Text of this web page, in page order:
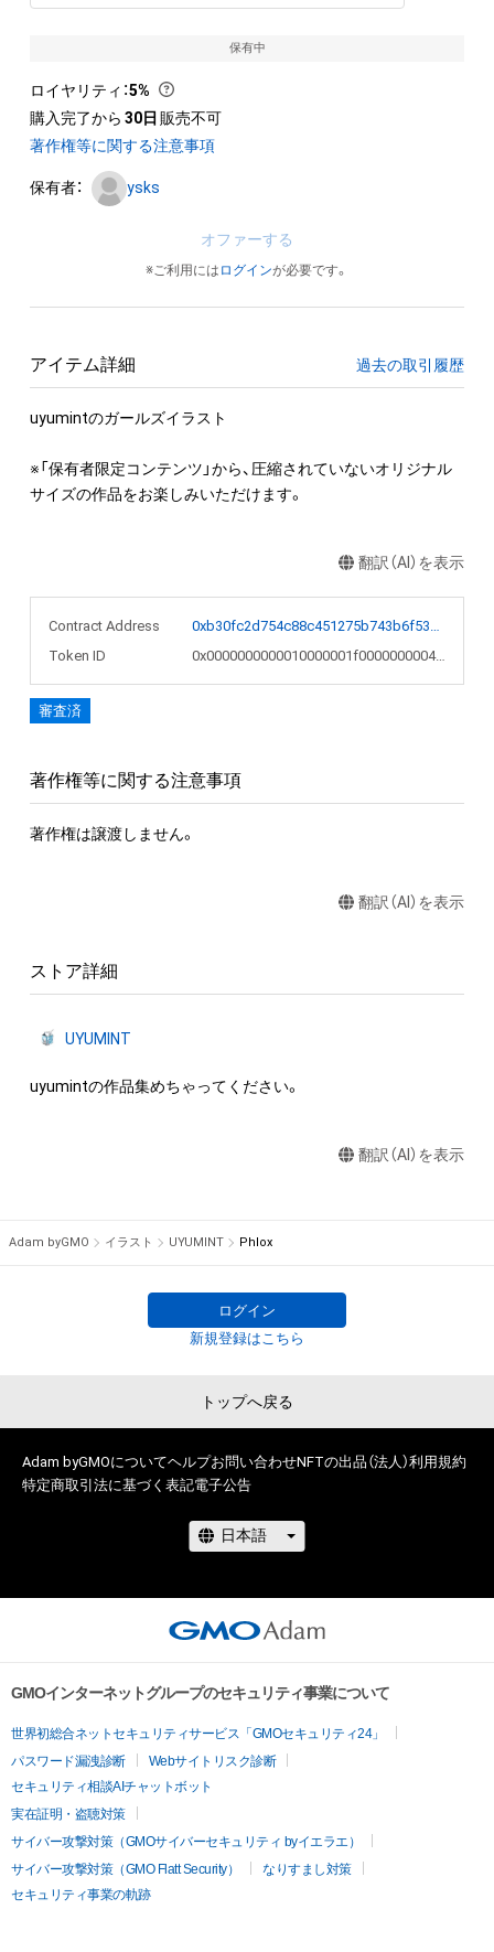
保有中
ロイヤリティ ：5%
購入完了から 30日 販売不可
著作権等に関する注意事項
保有者： ysks
オファーする
※ご利用には ログインが必要です。
アイテム詳細 過去の取引履歴
uyumintのガールズイラスト
※「保有者限定コンテンツ」から、圧縮されていないオリジナル
サイズの作品をお楽しみいただけます。
翻訳（AI）を表示
Contract Address
0xb30fc2d754c88c451275b743b6f530f19f643683
Token ID
0x0000000000010000001f0000000004f5
審査済
著作権等に関する注意事項
著作権は譲渡しません。
翻訳（AI）を表示
ストア詳細
UYUMINT
uyumintの作品集めちゃってください。
翻訳（AI）を表示
Adam byGMO イラスト UYUMINT Phlox
ログイン
新規登録はこちら
トップへ戻る
Adam byGMOについてヘルプお問い合わせNFTの出品（法人）利用規約
特定商取引法に基づく表記電子公告
GMOインターネットグループのセキュリティ事業について
世界初総合ネットセキュリティサービス「GMOセキュリティ24」
パスワード漏洩診断
Webサイトリスク診断
セキュリティ相談AIチャットボット
実在証明・盗聴対策
サイバー攻撃対策（GMOサイバーセキュリティ byイエラエ）
サイバー攻撃対策（GMO Flatt Security）
なりすまし対策
セキュリティ事業の軌跡